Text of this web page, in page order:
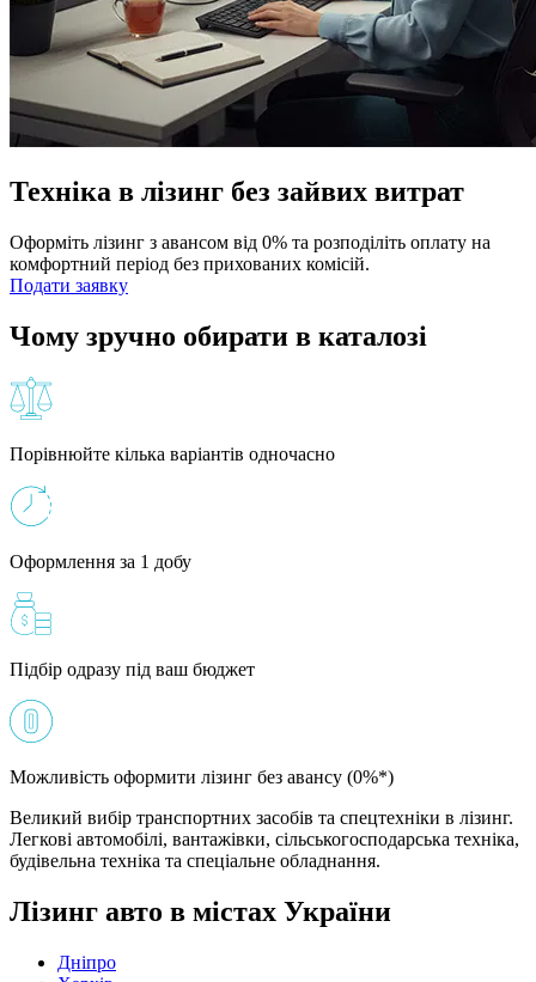
Техніка в лізинг без зайвих витрат
Оформіть лізинг з авансом від 0% та розподіліть оплату на
комфортний період без прихованих комісій.
Подати заявку
Чому зручно обирати в каталозі
Порівнюйте кілька варіантів одночасно
Оформлення за 1 добу
Підбір одразу під ваш бюджет
Можливість оформити лізинг без авансу (0%*)
Великий вибір транспортних засобів та спецтехніки в лізинг.
Легкові автомобілі, вантажівки, сільськогосподарська техніка,
будівельна техніка та спеціальне обладнання.
Лізинг авто в містах України
Дніпро